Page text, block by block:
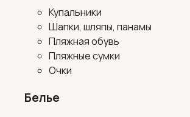
Купальники
Шапки, шляпы, панамы
Пляжная обувь
Пляжные сумки
Очки
Белье